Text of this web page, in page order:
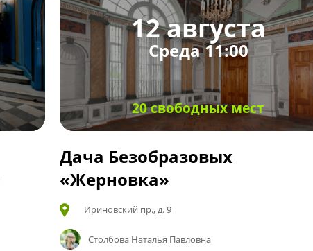
12 августа
Среда 11:00
20 свободных мест
Дача Безобразовых
«Жерновка»
Ириновский пр., д. 9
Столбова Наталья Павловна